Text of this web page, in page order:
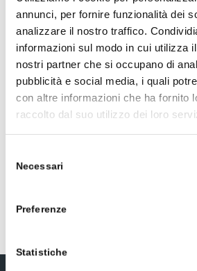
annunci, per fornire funzionalità dei
analizzare il nostro traffico.
informazioni sul modo in cui utilizza
nostri partner che si occupano di
pubblicità e social media, i quali
con altre informazioni che ha fornito
raccolto dal suo utilizzo dei loro
delNecessari
Preferenze
Statistiche
15 mg
TAMARINDO
13 mg